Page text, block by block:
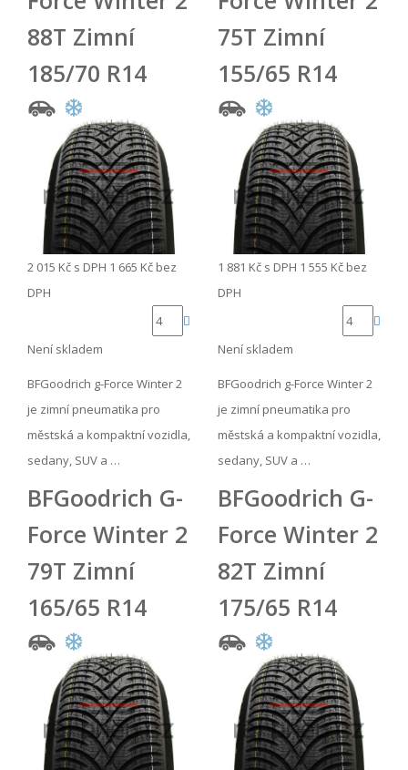
88T Zimní
185/70 R14
2 015 Kč s DPH 1 665 Kč bez
DPH
Není skladem
BFGoodrich g-Force Winter 2
je zimní pneumatika pro
městská a kompaktní vozidla,
sedany, SUV a …
75T Zimní
155/65 R14
1 881 Kč s DPH 1 555 Kč bez
DPH
Není skladem
BFGoodrich g-Force Winter 2
je zimní pneumatika pro
městská a kompaktní vozidla,
sedany, SUV a …
BFGoodrich G-
Force Winter 2
79T Zimní
165/65 R14
BFGoodrich G-
Force Winter 2
82T Zimní
175/65 R14